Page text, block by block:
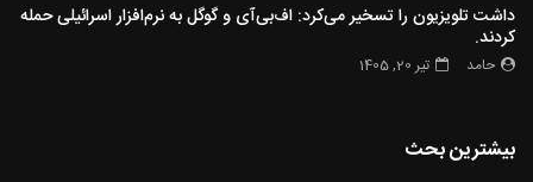
داشت تلویزیون را تسخیر می‌کرد: اف‌بی‌آی و گوگل به نرم‌افزار اسرائیلی حمله
کردند.
حامد تیر 20, 1405
بیشترین بحث